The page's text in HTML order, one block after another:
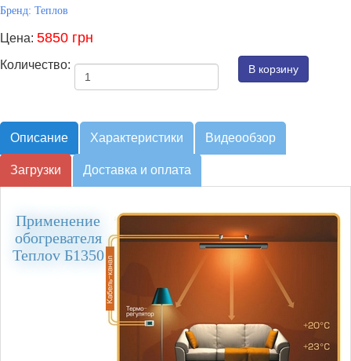
Бренд: Теплов
Цена: 5850 грн
Количество:
Описание Характеристики Видеообзор
Загрузки Доставка и оплата
Применение
обогревателя
Теплоv Б1350